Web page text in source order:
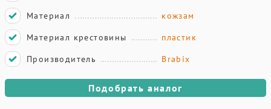
Материал
кожзам
Материал крестовины
пластик
Производитель
Brabix
Подобрать аналог